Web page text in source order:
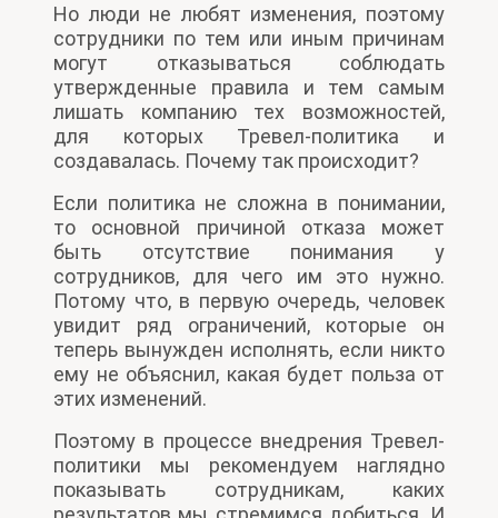
Но люди не любят изменения, поэтому
сотрудники по тем или иным причинам
могут отказываться соблюдать
утвержденные правила и тем самым
лишать компанию тех возможностей,
для которых Тревел-политика и
создавалась. Почему так происходит?
Если политика не сложна в понимании,
то основной причиной отказа может
быть отсутствие понимания у
сотрудников, для чего им это нужно.
Потому что, в первую очередь, человек
увидит ряд ограничений, которые он
теперь вынужден исполнять, если никто
ему не объяснил, какая будет польза от
этих изменений.
Поэтому в процессе внедрения Тревел-
политики мы рекомендуем наглядно
показывать сотрудникам, каких